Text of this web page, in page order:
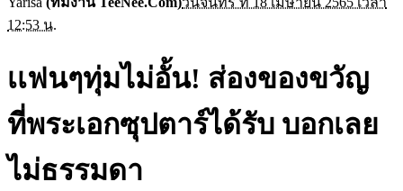
12:53 น.
เเฟนๆทุ่มไม่อั้น! ส่องของขวัญ
ที่พระเอกซุปตาร์ได้รับ บอกเลย
ไม่ธรรมดา